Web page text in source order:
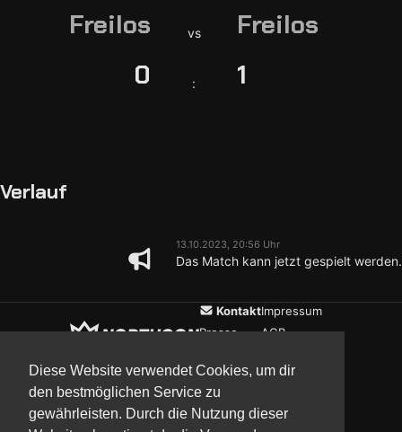
Diese Website verwendet Cookies, um dir
den bestmöglichen Service zu
gewährleisten. Durch die Nutzung dieser
Freilos vs
Freilos
0
: 1
Verlauf
13.10.2023, 20:56 Uhr
Das Match kann jetzt gespielt werden.
Kontakt
Presse
Impressum
AGB
UpdatesCommunityMedia